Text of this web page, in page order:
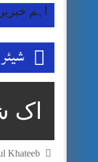
اہم
وزیر
ڈپٹی
مون سون
شہید
اک
Khateeb